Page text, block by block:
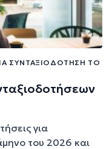
ΣΥΝΤΑΞΙΟΔΌΤΗΣΗ ΤΟ
για
του 2026 και